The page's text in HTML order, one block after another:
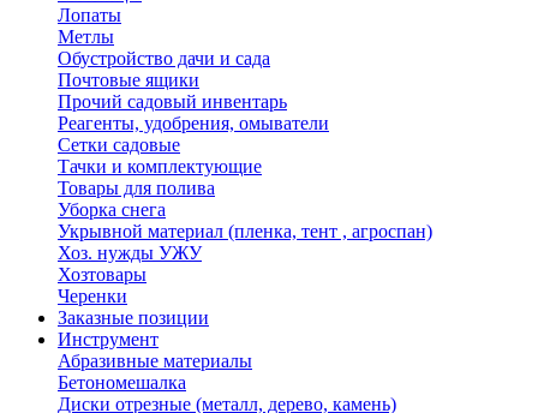
Лопаты
Метлы
Обустройство дачи и сада
Почтовые ящики
Прочий садовый инвентарь
Реагенты, удобрения, омыватели
Сетки садовые
Тачки и комплектующие
Товары для полива
Уборка снега
Укрывной материал (пленка, тент , агроспан)
Хоз. нужды УЖУ
Хозтовары
Черенки
Заказные позиции
Инструмент
Абразивные материалы
Бетономешалка
Диски отрезные (металл, дерево, камень)